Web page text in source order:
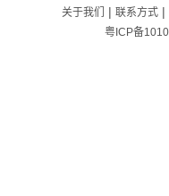
关于我们 | 联系方式|
粤ICP备